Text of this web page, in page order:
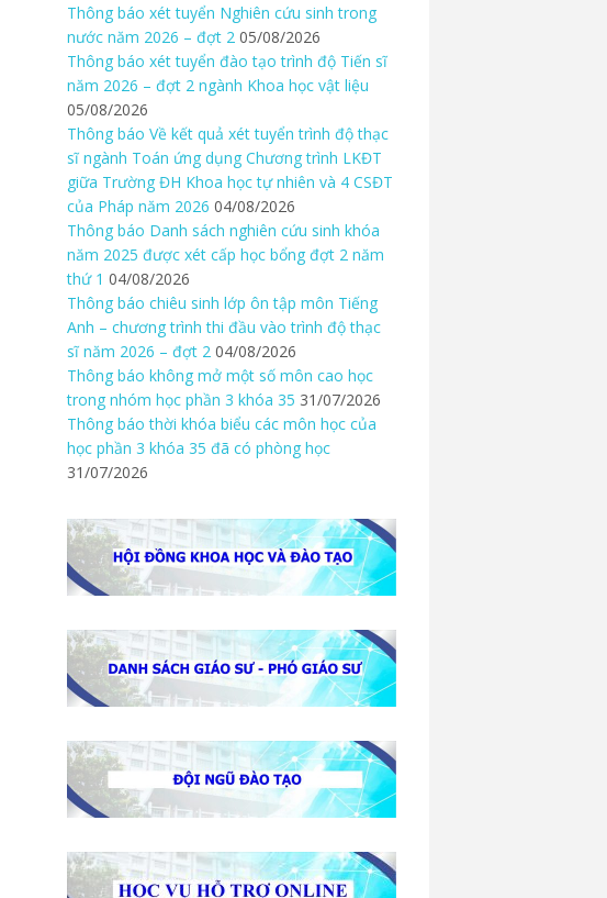
Thông báo xét tuyển Nghiên cứu sinh trong
nước năm 2026 – đợt 2 05/08/2026
Thông báo xét tuyển đào tạo trình độ Tiến sĩ
năm 2026 – đợt 2 ngành Khoa học vật liệu
05/08/2026
Thông báo Về kết quả xét tuyển trình độ thạc
sĩ ngành Toán ứng dụng Chương trình LKĐT
giữa Trường ĐH Khoa học tự nhiên và 4 CSĐT
của Pháp năm 2026 04/08/2026
Thông báo Danh sách nghiên cứu sinh khóa
năm 2025 được xét cấp học bổng đợt 2 năm
thứ 1 04/08/2026
Thông báo chiêu sinh lớp ôn tập môn Tiếng
Anh – chương trình thi đầu vào trình độ thạc
sĩ năm 2026 – đợt 2 04/08/2026
Thông báo không mở một số môn cao học
trong nhóm học phần 3 khóa 35 31/07/2026
Thông báo thời khóa biểu các môn học của
học phần 3 khóa 35 đã có phòng học
31/07/2026